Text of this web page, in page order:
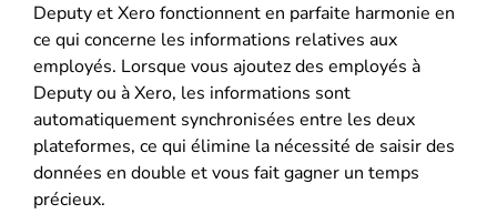
Deputy et Xero fonctionnent en parfaite harmonie en
ce qui concerne les informations relatives aux
employés. Lorsque vous ajoutez des employés à
Deputy ou à Xero, les informations sont
automatiquement synchronisées entre les deux
plateformes, ce qui élimine la nécessité de saisir des
données en double et vous fait gagner un temps
précieux.